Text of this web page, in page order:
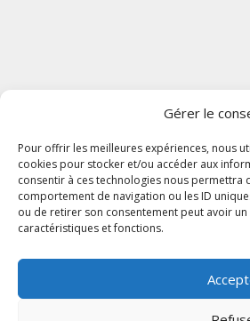
Gérer le
Pour offrir les meilleures expériences, nous
cookies pour stocker et/ou accéder aux
consentir à ces technologies nous permettra
comportement de navigation ou les ID
ou de retirer son consentement peut avoir
caractéristiques et fonctions.